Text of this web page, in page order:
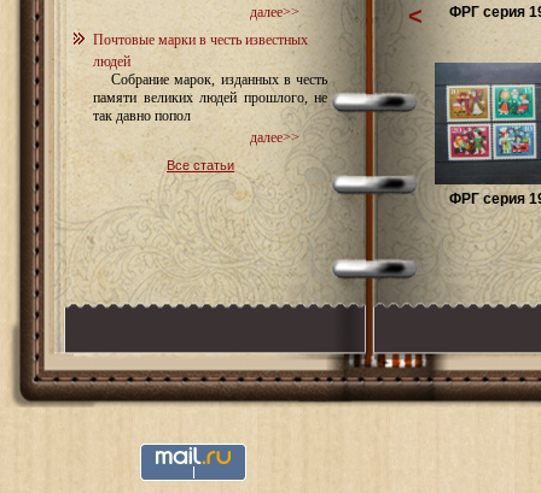
далее>>
Почтовые марки в честь известных
людей
Собрание марок, изданных в честь
памяти великих людей прошлого, не
так давно попол
далее>>
Все статьи
ФРГ серия
ФРГ серия
<